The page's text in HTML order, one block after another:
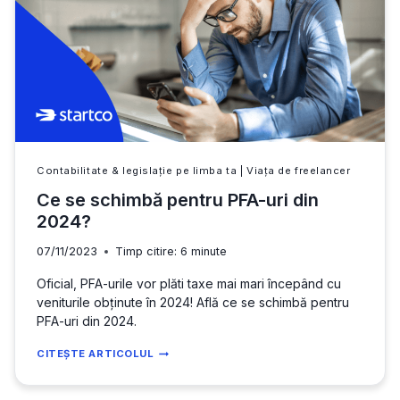
ALEGEREA
CORECTĂ
PENTRU
PROGRAMATORI
ÎN
2026?
Contabilitate & legislație pe limba ta Viața de freelancer
Ce se schimbă pentru PFA-uri din
2024?
07/11/2023 Timp citire: 6 minute
Oficial, PFA-urile vor plăti taxe mai mari începând cu
veniturile obținute în 2024! Află ce se schimbă pentru
PFA-uri din 2024.
CITEȘTE ARTICOLUL CE
SCHIMBĂ